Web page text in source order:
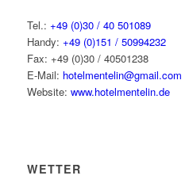
Tel.: +49 (0)30 / 40 501089
Handy: +49 (0)151 / 50994232
Fax: +49 (0)30 / 40501238
E-Mail: hotelmentelin@gmail.com
Website: www.hotelmentelin.de
WETTER